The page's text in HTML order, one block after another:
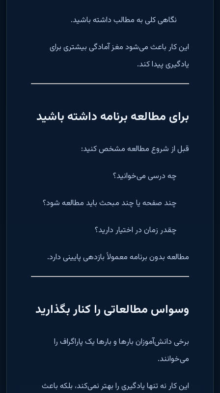
نگاهی کلی به مطالب داشته باشید.
این کار باعث می‌شود مغز آمادگی بیشتری برای
یادگیری پیدا کند.
برای مطالعه برنامه داشته باشید
قبل از شروع مطالعه مشخص کنید:
چه درسی می‌خوانید؟
چند صفحه یا چند مبحث باید مطالعه شود؟
چقدر زمان در اختیار دارید؟
مطالعه بدون برنامه معمولاً بازدهی پایینی دارد.
وسواس مطالعاتی را کنار بگذارید
برخی دانش‌آموزان بارها و بارها یک پاراگراف را
می‌خوانند.
این کار نه تنها یادگیری را بهتر نمی‌کند، بلکه باعث